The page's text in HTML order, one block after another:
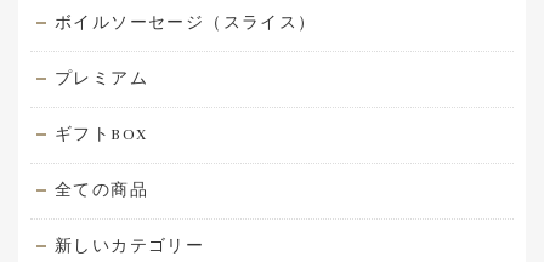
ボイルソーセージ（スライス）
プレミアム
ギフトBOX
全ての商品
新しいカテゴリー